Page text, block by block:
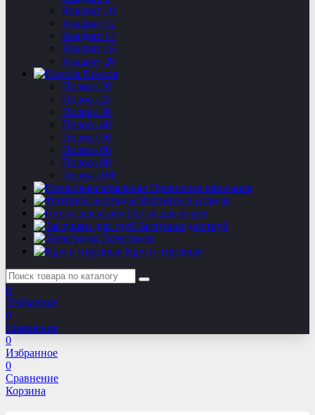
Квадрат 10
Квадрат 12
Квадрат 14
Квадрат 16
Квадрат 20
Полоса
Полоса 20
Полоса 25
Полоса 30
Полоса 40
Полоса 50
Полоса 60
Полоса 80
Полоса 100
Проволока вязальная
Фитинги и отводы
Петли для ворот
Заглушки для труб
Электроды
Круги отрезные
0
Избранное
0
Сравнение
0
Избранное
0
Сравнение
Корзина